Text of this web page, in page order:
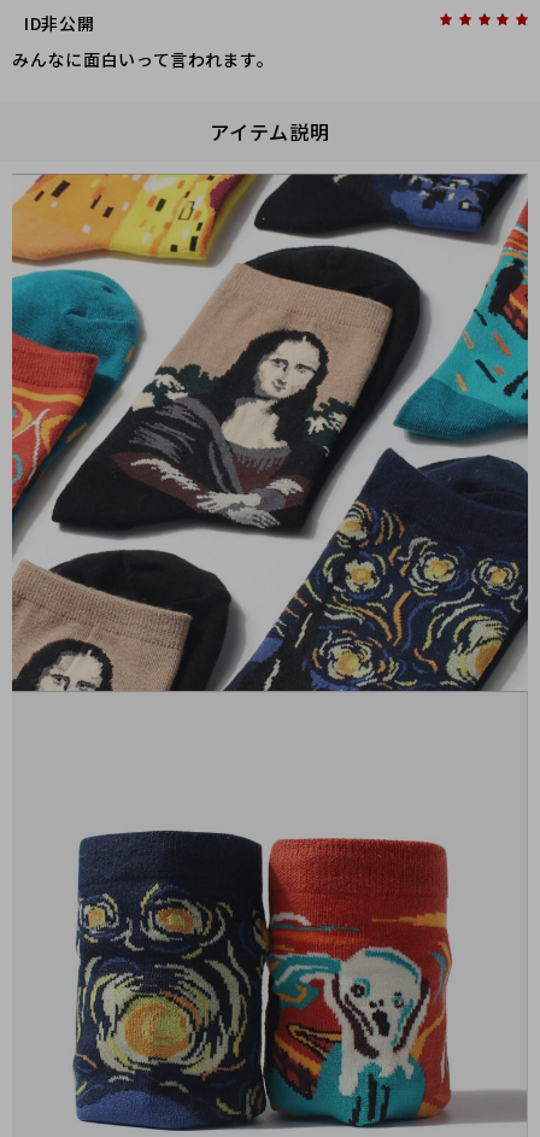
ID非公開
みんなに面白いって言われます。
アイテム説明